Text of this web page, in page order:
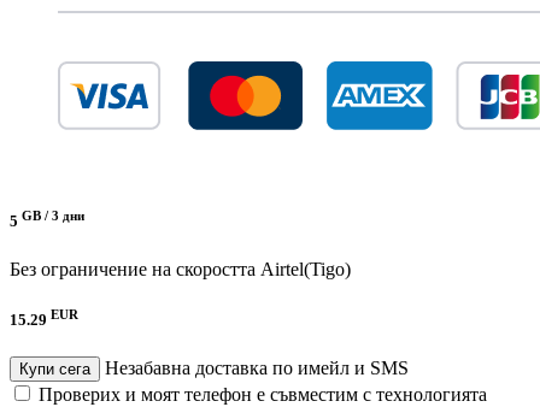
5 GB / 3 дни
Без ограничение на скоростта Airtel(Tigo)
15.29 EUR
Купи сега
Незабавна доставка по имейл и SMS
Проверих и моят телефон е съвместим с технологията